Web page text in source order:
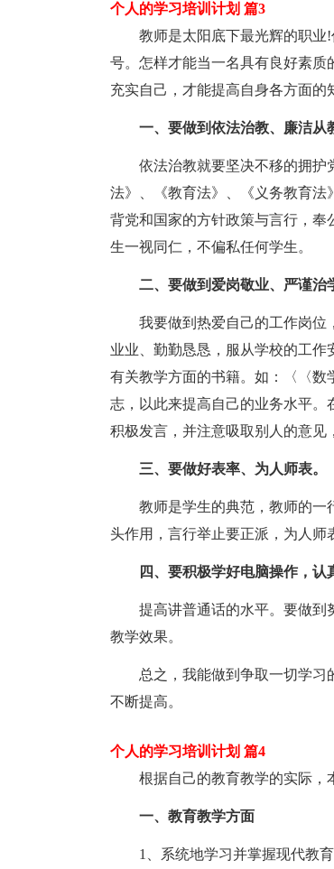
个人的学习培训计划 篇3
教师是太阳底下最光辉的职业
号。怎样才能当一名具有良好素质
充实自己，才能提高自身各方面的
一、要做到依法治教、廉洁从
依法治教就要坚决不移的拥护
法》、《教育法》、《义务教育
背党和国家的方针政策与言行，
生一视同仁，不偏私任何学生。
二、要做到爱岗敬业、严谨治
我要做到热爱自己的工作岗位
业业、勤勤恳恳，服从学校的工
有关教学方面的书籍。如：〈〈
志，以此来提高自己的业务水平
积极发言，并注意吸取别人的意见
三、要做好表率、为人师表。
教师是学生的典范，教师的一
头作用，言行举止要正派，为人师
四、要积极学好电脑操作，认
提高讲普通话的水平。要做到
教学效果。
总之，我能做到争取一切学
不断提高。
个人的学习培训计划 篇4
根据自己的教育教学的实际，
一、教育教学方面
1、系统地学习并掌握现代教